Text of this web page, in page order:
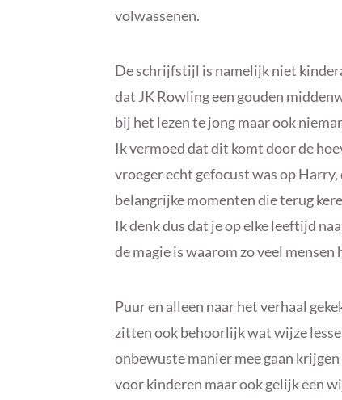
volwassenen.
De schrijfstijl is namelijk niet
dat JK Rowling een gouden
bij het lezen te jong maar ook
Ik vermoed dat dit komt door de
vroeger echt gefocust was op
belangrijke momenten die terug
Ik denk dus dat je op elke leeftijd
de magie is waarom zo veel
Puur en alleen naar het verhaal
zitten ook behoorlijk wat wijze
onbewuste manier mee gaan
voor kinderen maar ook gelijk een